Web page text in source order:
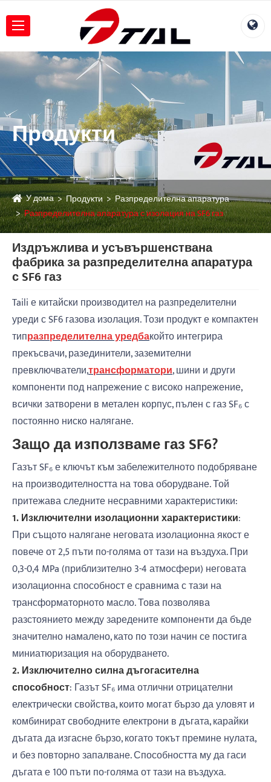
Продукти
У дома Продукти
Разпределителна апаратура
Разпределителна апаратура с изолация на SF6 газ
Издръжлива и усъвършенствана
фабрика за разпределителна апаратура
с SF6 газ
Taili е китайски производител на разпределителни
уреди с SF6 газова изолация. Този продукт е компактен
типразпределителна уредбакойто интегрира
прекъсвачи, разединители, заземителни
превключватели,трансформатори, шини и други
компоненти под напрежение с високо напрежение,
всички затворени в метален корпус, пълен с газ SF₆ с
постоянно ниско налягане.
Защо да използваме газ SF6?
Газът SF₆ е ключът към забележителното подобряване
на производителността на това оборудване. Той
притежава следните несравними характеристики:
1. Изключителни изолационни характеристики:
При същото налягане неговата изолационна якост е
повече от 2,5 пъти по-голяма от тази на въздуха. При
0,3-0,4 MPa (приблизително 3-4 атмосфери) неговата
изолационна способност е сравнима с тази на
трансформаторното масло. Това позволява
разстоянието между заредените компоненти да бъде
значително намалено, като по този начин се постига
миниатюризация на оборудването.
2. Изключително силна дъгогасителна
способност: Газът SF₆ има отлични отрицателни
електрически свойства, които могат бързо да уловят и
комбинират свободните електрони в дъгата, карайки
дъгата да изгасне бързо, когато токът премине нулата,
и без повторно запалване. Способността му да гаси
дъгата е 100 пъти по-голяма от тази на въздуха.